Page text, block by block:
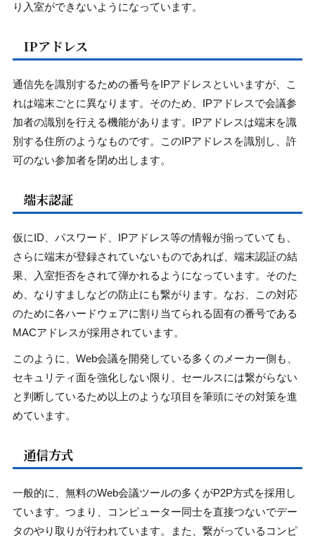
り入室ができないようになっています。
IPアドレス
通信先を識別するための番号をIPアドレスといいますが、こ
れは端末ごとに異なります。そのため、IPアドレスで会議参
加者の識別を行える機能があります。IPアドレスは端末を識
別する住所のようなものです。このIPアドレスを識別し、許
可のない参加者を閉め出します。
端末認証
仮にID、パスワード、IPアドレス等の情報が揃っていても、
さらに端末が登録されていないものであれば、端末認証の結
果、入室拒否をされて弾かれるようになっています。そのた
め、なりすましなどの防止にも繋がります。なお、この対応
のために各ハードウェアに割り当てられる固有の番号である
MACアドレスが採用されています。
このように、Web会議を開発している多くのメーカー側も、
セキュリティ面を強化しない限り、セールスには繋がらない
と判断しているため以上のような項目を筆頭にその対策を進
めています。
通信方式
一般的に、無料のWeb会議ツールの多くがP2P方式を採用し
ています。つまり、コンピューター同士を直接つないでデー
タのやり取りが行われています。また、繋がっているコンピ